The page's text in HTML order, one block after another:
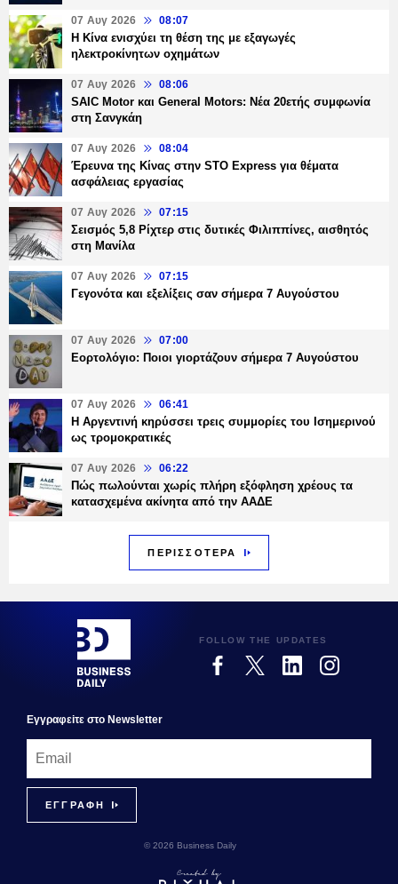
07 Αυγ 2026 08:07
Η Κίνα ενισχύει τη θέση της με εξαγωγές
ηλεκτροκίνητων οχημάτων
07 Αυγ 2026 08:06
SAIC Motor και General Motors: Νέα 20ετής συμφωνία
στη Σανγκάη
07 Αυγ 2026 08:04
Έρευνα της Κίνας στην STO Express για θέματα
ασφάλειας εργασίας
07 Αυγ 2026 07:15
Σεισμός 5,8 Ρίχτερ στις δυτικές Φιλιππίνες, αισθητός
στη Μανίλα
07 Αυγ 2026 07:15
Γεγονότα και εξελίξεις σαν σήμερα 7 Αυγούστου
07 Αυγ 2026 07:00
Εορτολόγιο: Ποιοι γιορτάζουν σήμερα 7 Αυγούστου
07 Αυγ 2026 06:41
Η Αργεντινή κηρύσσει τρεις συμμορίες του Ισημερινού
ως τρομοκρατικές
07 Αυγ 2026 06:22
Πώς πωλούνται χωρίς πλήρη εξόφληση χρέους τα
κατασχεμένα ακίνητα από την ΑΑΔΕ
ΠΕΡΙΣΣΟΤΕΡΑ
FOLLOW THE UPDATES
Εγγραφεiτε στο Newsletter
© 2026 Business Daily